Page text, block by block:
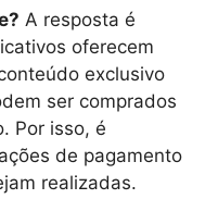
A resposta é
oferecem
exclusivo
ser comprados
Por isso, é
de pagamento
realizadas.